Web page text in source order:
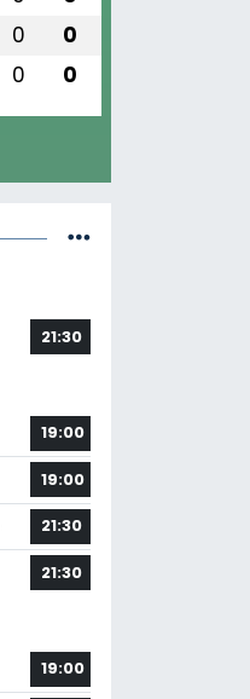
0 0
0 0
21:30
19:00
19:00
21:30
21:30
19:00